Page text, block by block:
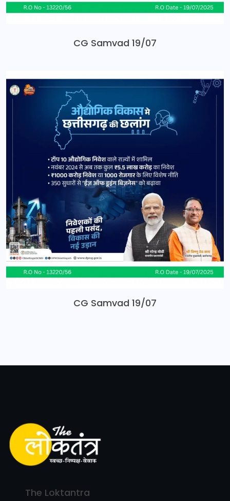
CG Samvad 19/07
CG Samvad 19/07
The Loktantra